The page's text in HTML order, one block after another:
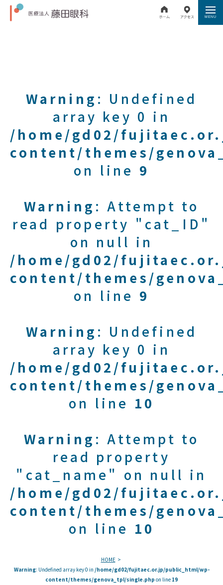
Warning : Undefined
array key 0 in
/home/gd02/
content/themes/
on line 9
Warning : Attempt to
read property "cat_ID"
on null in
/home/gd02/
content/themes/
on line 9
Warning : Undefined
array key 0 in
/home/gd02/
content/themes/
on line 10
Warning : Attempt to
read property
"cat_name" on null in
/home/gd02/
content/themes/
on line 10
HOME
Warning: Undefined array key 0 in /home/gd02/fujitaec.or.jp/public_html/wp-
content/themes/genova_tpl/single.php on line 19